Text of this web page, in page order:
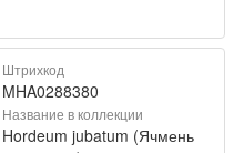
Штрихкод
MHA0288380
Название в коллекции
Hordeum jubatum (Ячмень